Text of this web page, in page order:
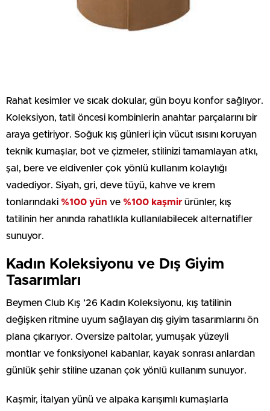
Rahat kesimler ve sıcak dokular, gün boyu konfor sağlıyor.
Koleksiyon, tatil öncesi kombinlerin anahtar parçalarını bir
araya getiriyor. Soğuk kış günleri için vücut ısısını koruyan
teknik kumaşlar, bot ve çizmeler, stilinizi tamamlayan atkı,
şal, bere ve eldivenler çok yönlü kullanım kolaylığı
vadediyor. Siyah, gri, deve tüyü, kahve ve krem
tonlarındaki %100 yün ve %100 kaşmir ürünler, kış
tatilinin her anında rahatlıkla kullanılabilecek alternatifler
sunuyor.
Kadın Koleksiyonu ve Dış Giyim
Tasarımları
Beymen Club Kış ’26 Kadın Koleksiyonu, kış tatilinin
değişken ritmine uyum sağlayan dış giyim tasarımlarını ön
plana çıkarıyor. Oversize paltolar, yumuşak yüzeyli
montlar ve fonksiyonel kabanlar, kayak sonrası anlardan
günlük şehir stiline uzanan çok yönlü kullanım sunuyor.
Kaşmir, İtalyan yünü ve alpaka karışımlı kumaşlarla